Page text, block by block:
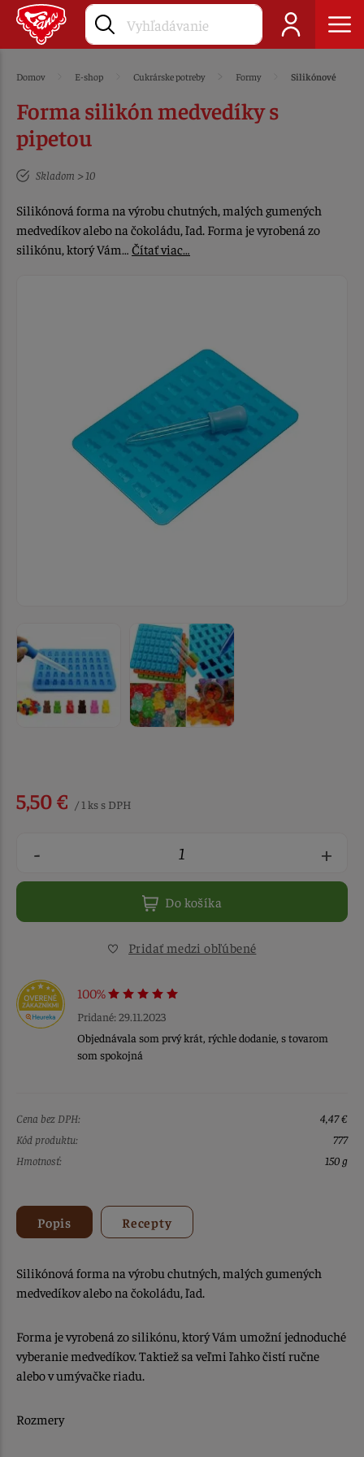
Domov E-shop Cukrárske potreby Formy Silikónové
Forma silikón medvedíky s
pipetou
Skladom > 10
Silikónová forma na výrobu chutných, malých gumených
medvedíkov alebo na čokoládu, ľad. Forma je vyrobená zo
silikónu, ktorý Vám… Čítať viac…
5,50 € / 1 ks s DPH
- +
Do košíka
Pridať medzi obľúbené
100%
Pridané: 29.11.2023
Objednávala som prvý krát, rýchle dodanie, s tovarom
som spokojná
Cena bez DPH:
4,47 €
Kód produktu:
777
Hmotnosť:
150 g
Popis Recepty
Silikónová forma na výrobu chutných, malých gumených
medvedíkov alebo na čokoládu, ľad.
Forma je vyrobená zo silikónu, ktorý Vám umožní jednoduché
vyberanie medvedíkov. Taktiež sa veľmi ľahko čistí ručne
alebo v umývačke riadu.
Rozmery